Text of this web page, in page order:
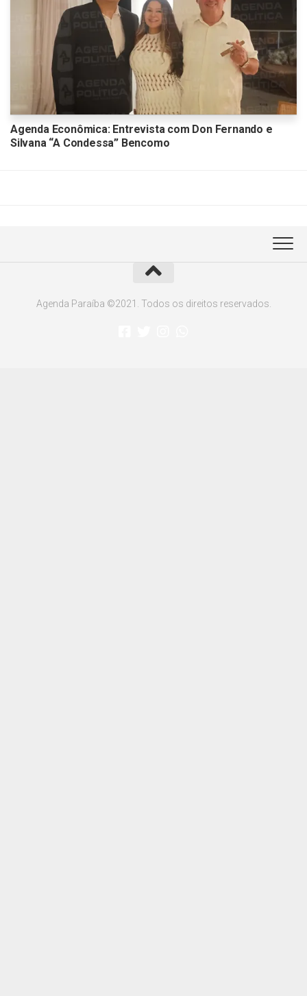
Agenda Econômica: Entrevista com Don Fernando e
Silvana “A Condessa” Bencomo
Agenda Paraíba ©2021. Todos os direitos reservados.